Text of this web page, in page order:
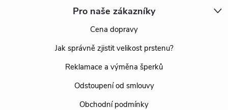
Pro naše zákazníky
Cena dopravy
Jak správně zjistit velikost prstenu?
Reklamace a výměna šperků
Odstoupení od smlouvy
Obchodní podmínky